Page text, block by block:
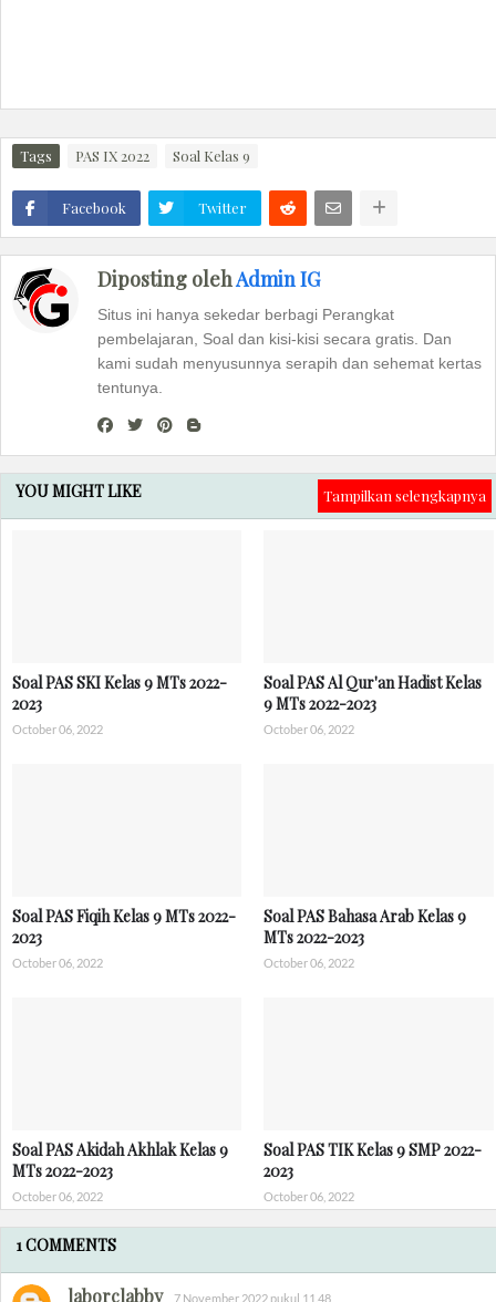
Tags PAS IX 2022 Soal Kelas 9
Facebook Twitter
Diposting olehAdmin IG
Situs ini hanya sekedar berbagi Perangkat
pembelajaran, Soal dan kisi-kisi secara gratis. Dan
kami sudah menyusunnya serapih dan sehemat kertas
tentunya.
YOU MIGHT LIKE Tampilkan selengkapnya
Soal PAS SKI Kelas 9 MTs 2022-
2023
October 06, 2022
Soal PAS Al Qur'an Hadist Kelas
9 MTs 2022-2023
October 06, 2022
Soal PAS Fiqih Kelas 9 MTs 2022-
2023
October 06, 2022
Soal PAS Bahasa Arab Kelas 9
MTs 2022-2023
October 06, 2022
Soal PAS Akidah Akhlak Kelas 9
MTs 2022-2023
October 06, 2022
Soal PAS TIK Kelas 9 SMP 2022-
2023
October 06, 2022
1 COMMENTS
laborclabby 7 November 2022 pukul 11.48